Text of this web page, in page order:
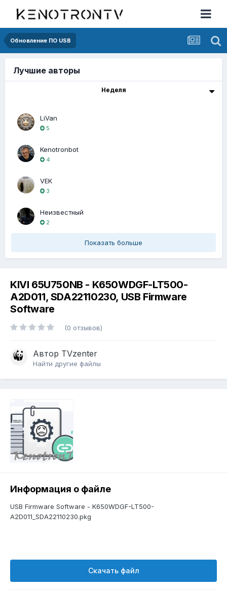
Обновление ПО USB
Лучшие авторы
Неделя
LiVan
5
Kenotronbot
4
VEK
3
Неизвестный
2
Показать больше
KIVI 65U750NB - K650WDGF-LT500-
A2D011, SDA22110230, USB Firmware
Software
(0 отзывов)
Автор TVzenter
Найти другие файлы
Информация о файле
USB Firmware Software - K650WDGF-LT500-
A2D011_SDA22110230.pkg
Скачать файл